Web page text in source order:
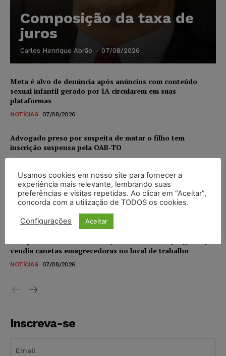
Composição da taxa de
juros
Carlos Henrique Abrão - 07/08/2026
Meta é alvo de denúncia após anúncios com conteúdo
sexual infantil gerado por IA circularem em suas
plataformas
NOTÍCIAS 07/08/2026
Advogado preso por suspeita de matar o filho tem
inscrição suspensa pela OAB-TO
STF amplia isenção de IBS e CBS na compra de veículos
novos para pessoas com deficiência e autistas de todos os
níveis
DIREITO TRIBUTÁRIO 07/08/2026
vendia canetas emagrecedoras no local de trabalho
NOTÍCIAS 07/08/2026
Inscreva-se
Usamos cookies em nosso site para fornecer a
experiência mais relevante, lembrando suas
preferências e visitas repetidas. Ao clicar em “Aceitar”,
concorda com a utilização de TODOS os cookies.
Configurações Aceitar